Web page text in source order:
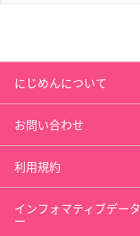
にじめんについて
お問い合わせ
利用規約
インフォマティブデー
ー